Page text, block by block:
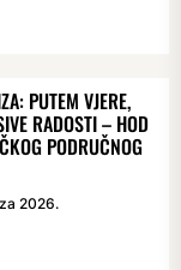
PUTEM VJERE,
RADOSTI – HOD
PODRUČNOG
2026.